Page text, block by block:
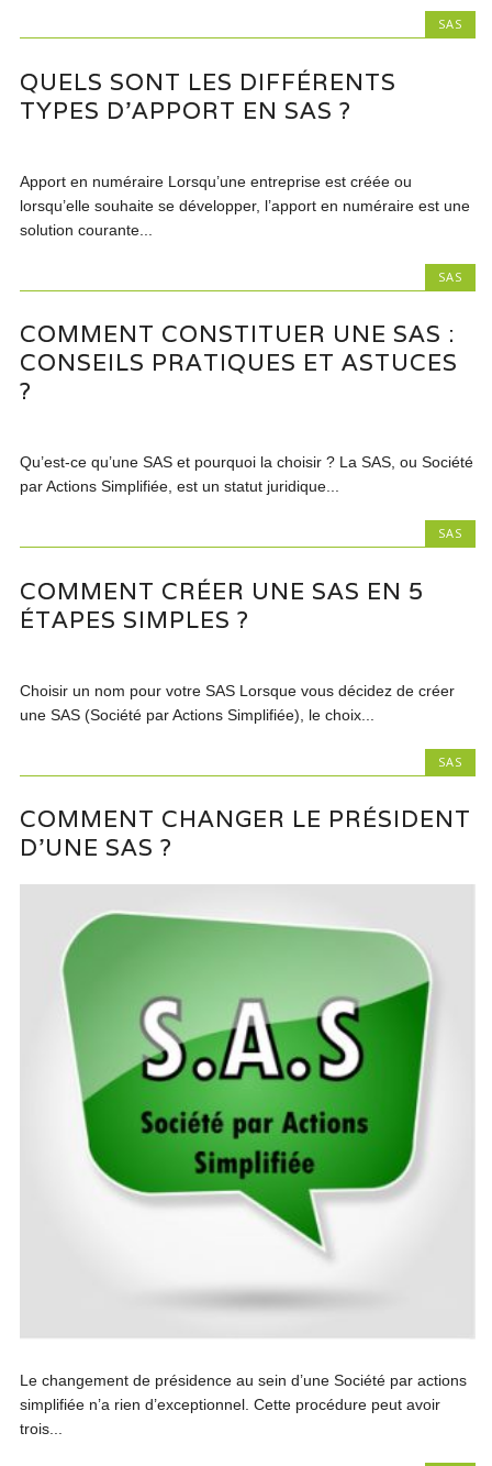
SAS
QUELS SONT LES DIFFÉRENTS
TYPES D’APPORT EN SAS ?
Apport en numéraire Lorsqu’une entreprise est créée ou
lorsqu’elle souhaite se développer, l’apport en numéraire est une
solution courante...
SAS
COMMENT CONSTITUER UNE SAS :
CONSEILS PRATIQUES ET ASTUCES
?
Qu’est-ce qu’une SAS et pourquoi la choisir ? La SAS, ou Société
par Actions Simplifiée, est un statut juridique...
SAS
COMMENT CRÉER UNE SAS EN 5
ÉTAPES SIMPLES ?
Choisir un nom pour votre SAS Lorsque vous décidez de créer
une SAS (Société par Actions Simplifiée), le choix...
SAS
COMMENT CHANGER LE PRÉSIDENT
D’UNE SAS ?
Le changement de présidence au sein d’une Société par actions
simplifiée n’a rien d’exceptionnel. Cette procédure peut avoir
trois...